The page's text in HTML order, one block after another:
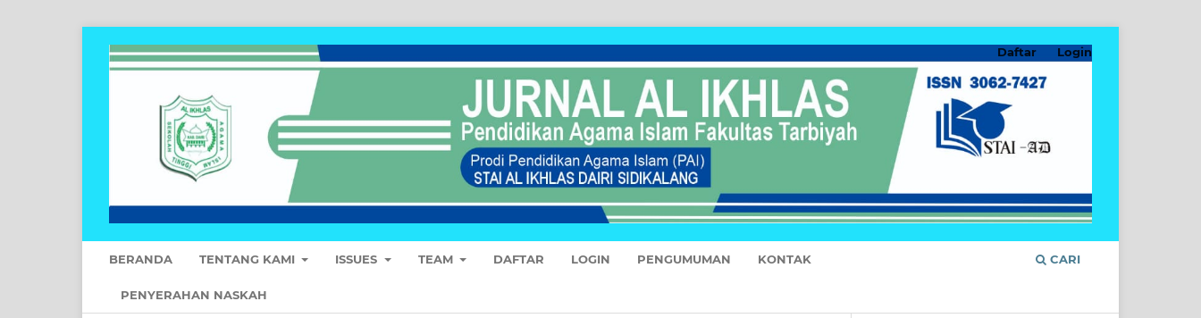
BERANDA TENTANG KAMI ISSUES TEAM DAFTAR LOGIN PENGUMUMAN KONTAK
PENYERAHAN NASKAH
CARI
Daftar Login